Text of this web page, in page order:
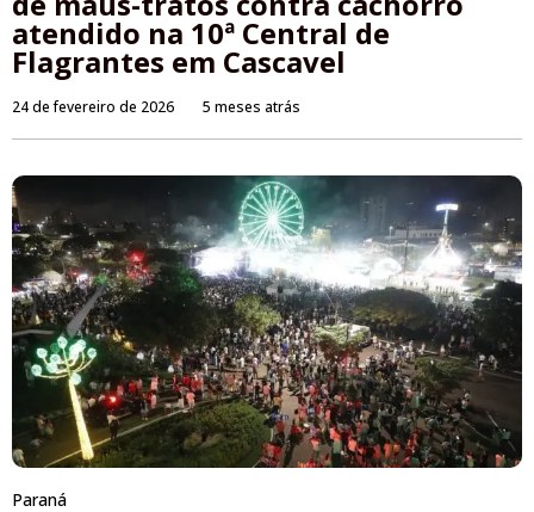
atendido na 10ª Central de
Flagrantes em Cascavel
24 de fevereiro de 2026 5 meses atrás
Paraná